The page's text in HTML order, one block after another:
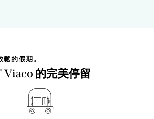
的假期。
Viaco 的完美停留